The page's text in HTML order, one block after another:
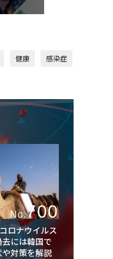
健康 感染症
No.700
ロナウイルス
には韓国で
対策を解説